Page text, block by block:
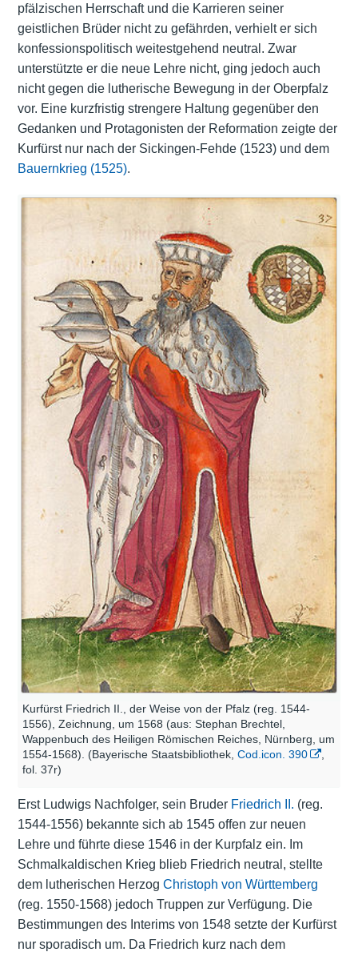
pfälzischen Herrschaft und die Karrieren seiner
geistlichen Brüder nicht zu gefährden, verhielt er sich
konfessionspolitisch weitestgehend neutral. Zwar
unterstützte er die neue Lehre nicht, ging jedoch auch
nicht gegen die lutherische Bewegung in der Oberpfalz
vor. Eine kurzfristig strengere Haltung gegenüber den
Gedanken und Protagonisten der Reformation zeigte der
Kurfürst nur nach der Sickingen-Fehde (1523) und dem
Bauernkrieg (1525).
Kurfürst Friedrich II., der Weise von der Pfalz (reg. 1544-
1556), Zeichnung, um 1568 (aus: Stephan Brechtel,
Wappenbuch des Heiligen Römischen Reiches, Nürnberg, um
1554-1568). (Bayerische Staatsbibliothek, Cod.icon. 390
,
fol. 37r)
Erst Ludwigs Nachfolger, sein Bruder Friedrich II. (reg.
1544-1556) bekannte sich ab 1545 offen zur neuen
Lehre und führte diese 1546 in der Kurpfalz ein. Im
Schmalkaldischen Krieg blieb Friedrich neutral, stellte
dem lutherischen Herzog Christoph von Württemberg
(reg. 1550-1568) jedoch Truppen zur Verfügung. Die
Bestimmungen des Interims von 1548 setzte der Kurfürst
nur sporadisch um. Da Friedrich kurz nach dem